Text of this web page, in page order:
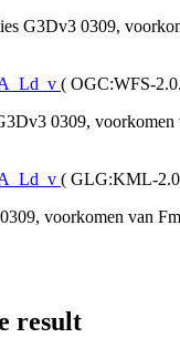
G3Dv3 0309,
( OGC:WFS-
0309, voorkomen
( GLG:KML-
voorkomen van
result